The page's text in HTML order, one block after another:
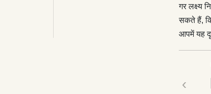
गर लक्ष्य
सकते हैं,
आपमें यह
की
चाहिए
‹